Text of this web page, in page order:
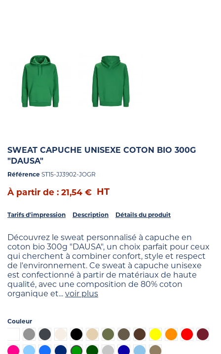
SWEAT CAPUCHE UNISEXE COTON BIO 300G
"DAUSA"
Référence ST15-JJ3902-JOGR
À partir de : 21,54 € HT
Tarifs d'impression Description Détails du produit
Découvrez le sweat personnalisé à capuche en
coton bio 300g "DAUSA", un choix parfait pour ceux
qui cherchent à combiner confort, style et respect
de l'environnement. Ce sweat à capuche unisexe
est confectionné à partir de matériaux de haute
qualité, avec une composition de 80% coton
organique et... voir plus
Couleur
Blanc
Gris Ébène Blanc cassé
Noir Beige Kaki Army MarronJaune OrangeRouge
FuchsiaBleu clair
Bleu Bleu foncé
Vert Vert foncéGris chinéBleu indigo
Bleu grisMarron clair